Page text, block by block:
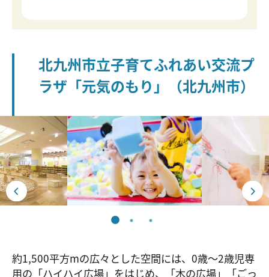
北九州市立子育てふれあい交流プ
ラザ「元気のもり」（北九州市）
約1,500平方mの広々とした空間には、0歳～2歳児専
用の「ハイハイ広場」をはじめ、「木の広場」「ごっ